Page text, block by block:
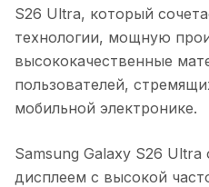
S26 Ultra, который
технологии, мощную
высококачественные
пользователей,
мобильной электронике.
Samsung Galaxy S26
дисплеем с высокой